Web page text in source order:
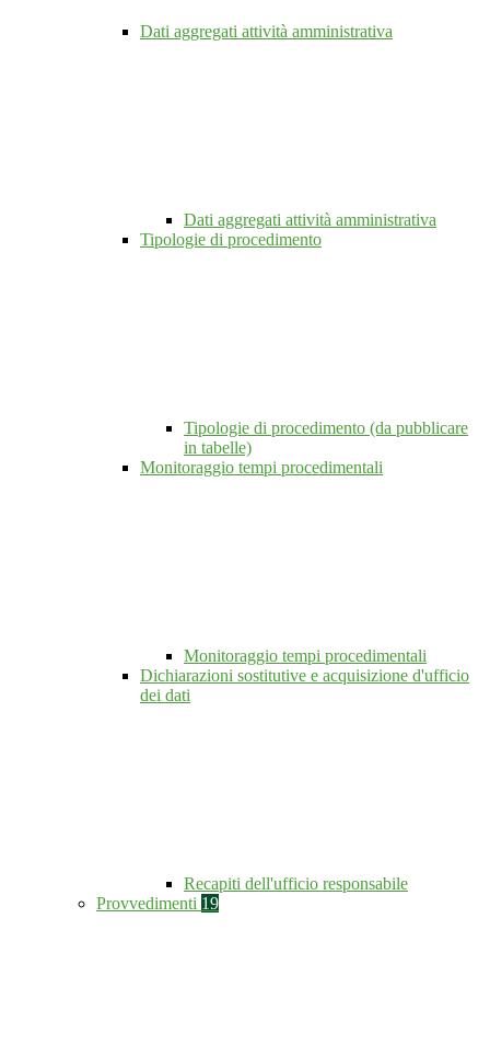
Dati aggregati attività amministrativa
Dati aggregati attività amministrativa
Tipologie di procedimento
Tipologie di procedimento (da pubblicare
in tabelle)
Monitoraggio tempi procedimentali
Monitoraggio tempi procedimentali
Dichiarazioni sostitutive e acquisizione d'ufficio
dei dati
Recapiti dell'ufficio responsabile
Provvedimenti 19